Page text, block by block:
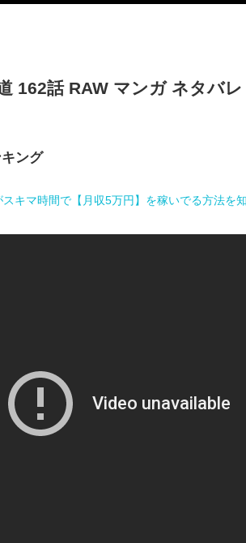
162話 RAW マンガ ネタバ
ング
キマ時間で【月収5万円】を稼いでる方法を